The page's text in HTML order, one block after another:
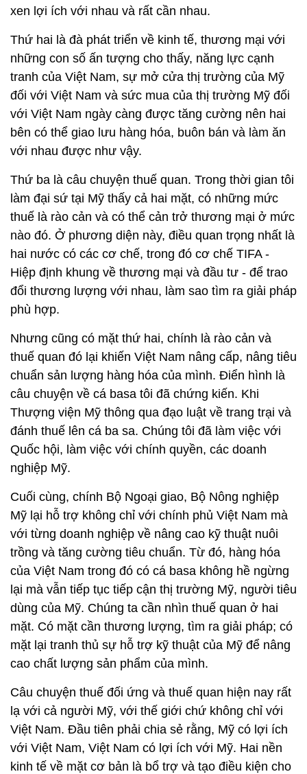
xen lợi ích với nhau và rất cần nhau.
Thứ hai là đà phát triển về kinh tế, thương mại với
những con số ấn tượng cho thấy, năng lực cạnh
tranh của Việt Nam, sự mở cửa thị trường của Mỹ
đối với Việt Nam và sức mua của thị trường Mỹ đối
với Việt Nam ngày càng được tăng cường nên hai
bên có thể giao lưu hàng hóa, buôn bán và làm ăn
với nhau được như vậy.
Thứ ba là câu chuyện thuế quan. Trong thời gian tôi
làm đại sứ tại Mỹ thấy cả hai mặt, có những mức
thuế là rào cản và có thể cản trở thương mại ở mức
nào đó. Ở phương diện này, điều quan trọng nhất là
hai nước có các cơ chế, trong đó cơ chế TIFA -
Hiệp định khung về thương mại và đầu tư - để trao
đổi thương lượng với nhau, làm sao tìm ra giải pháp
phù hợp.
Nhưng cũng có mặt thứ hai, chính là rào cản và
thuế quan đó lại khiến Việt Nam nâng cấp, nâng tiêu
chuẩn sản lượng hàng hóa của mình. Điển hình là
câu chuyện về cá basa tôi đã chứng kiến. Khi
Thượng viện Mỹ thông qua đạo luật về trang trại và
đánh thuế lên cá ba sa. Chúng tôi đã làm việc với
Quốc hội, làm việc với chính quyền, các doanh
nghiệp Mỹ.
Cuối cùng, chính Bộ Ngoại giao, Bộ Nông nghiệp
Mỹ lại hỗ trợ không chỉ với chính phủ Việt Nam mà
với từng doanh nghiệp về nâng cao kỹ thuật nuôi
trồng và tăng cường tiêu chuẩn. Từ đó, hàng hóa
của Việt Nam trong đó có cá basa không hề ngừng
lại mà vẫn tiếp tục tiếp cận thị trường Mỹ, người tiêu
dùng của Mỹ. Chúng ta cần nhìn thuế quan ở hai
mặt. Có mặt cần thương lượng, tìm ra giải pháp; có
mặt lại tranh thủ sự hỗ trợ kỹ thuật của Mỹ để nâng
cao chất lượng sản phẩm của mình.
Câu chuyện thuế đối ứng và thuế quan hiện nay rất
lạ với cả người Mỹ, với thế giới chứ không chỉ với
Việt Nam. Đầu tiên phải chia sẻ rằng, Mỹ có lợi ích
với Việt Nam, Việt Nam có lợi ích với Mỹ. Hai nền
kinh tế về mặt cơ bản là bổ trợ và tạo điều kiện cho